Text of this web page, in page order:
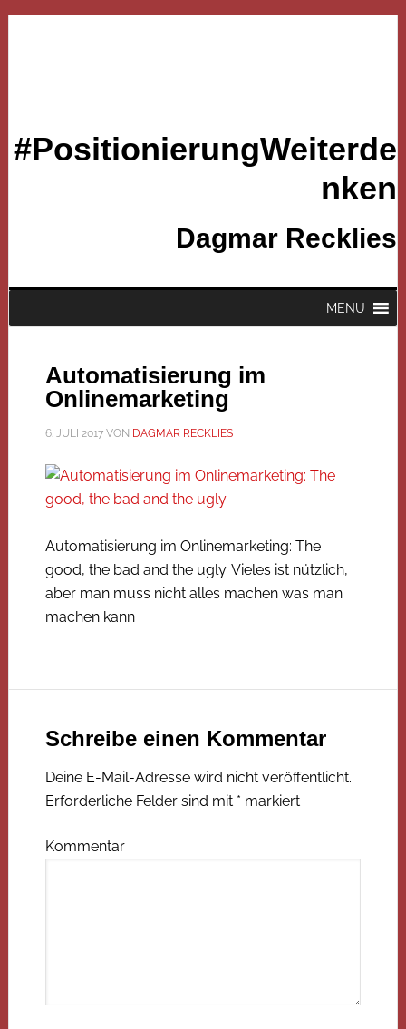
#PositionierungWeiterde
nken
Dagmar Recklies
MENU
Automatisierung im
Onlinemarketing
6. JULI 2017VON DAGMAR RECKLIES
Automatisierung im Onlinemarketing: The
good, the bad and the ugly. Vieles ist nützlich,
aber man muss nicht alles machen was man
machen kann
Schreibe einen Kommentar
Deine E-Mail-Adresse wird nicht veröffentlicht.
Erforderliche Felder sind mit * markiert
Kommentar